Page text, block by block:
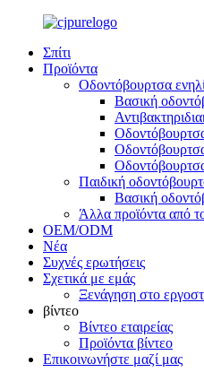
Σπίτι
Προϊόντα
Οδοντόβουρτσα
Βασική
Παιδική
Βασική
Άλλα προϊόντα από
OEM/ODM
Νέα
Συχνές ερωτήσεις
Σχετικά με εμάς
Ξενάγηση στο
βίντεο
Βίντεο εταιρείας
Προϊόντα βίντεο
Επικοινωνήστε μαζί μας